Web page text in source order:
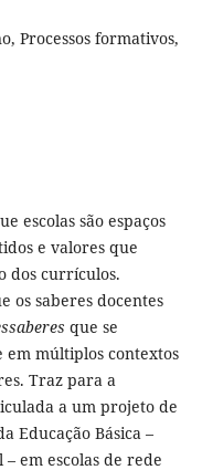
Processos formativos,
escolas são espaços
e valores que
dos currículos.
os saberes docentes
que se
em múltiplos contextos
Traz para a
a um projeto de
Educação Básica –
em escolas de rede